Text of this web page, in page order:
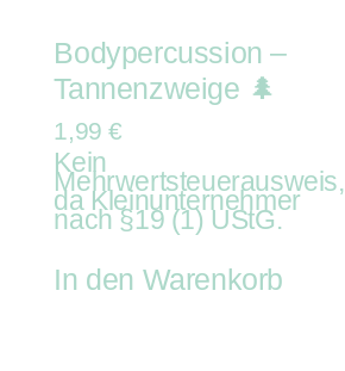
Bodypercussion –
Tannenzweige 🌲
1,99€
Kein
Mehrwertsteuerausweis,
da Kleinunternehmer
nach §19 (1) UStG.
In den Warenkorb